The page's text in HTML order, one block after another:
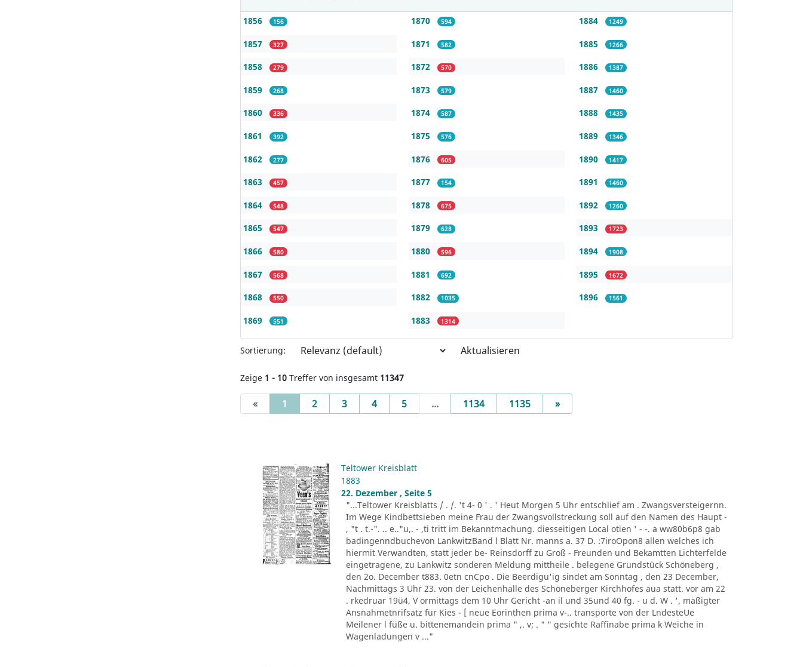
1856 156
1857 327
1858 279
1859 268
1860 336
1861 392
1862 277
1863 457
1864 548
1865 547
1866 580
1867 568
1868 550
1869 551
1870 594
1871 582
1872 570
1873 579
1874 587
1875 576
1876 605
1877 154
1878 675
1879 628
1880 596
1881 692
1882 1035
1883 1314
1884 1249
1885 1266
1886 1387
1887 1460
1888 1435
1889 1346
1890 1417
1891 1460
1892 1260
1893 1723
1894 1908
1895 1672
1896 1561
Sortierung: Aktualisieren
Zeige 1 - 10 Treffer von insgesamt 11347
« 1 (current)
2 3 4 5 ... 1134 1135 »Next
Teltower Kreisblatt
1883
22. Dezember , Seite 5
"...Teltower Kreisblatts / . /. 't 4- 0 ' . ' Heut Morgen 5 Uhr entschlief am . Zwangsversteigernn.
Im Wege Kindbettsieben meine Frau der Zwangsvollstreckung soll auf den Namen des Haupt -
, "t . t.-". .. e.."u,. - ,ti tritt im Bekanntmachung. diesseitigen Local otien ' - -. a ww80b6p8 gab
badingenndbuchevon LankwitzBand l Blatt Nr. manns a. 37 D. :7iroOpon8 allen welches ich
hiermit Verwandten, statt jeder be- Reinsdorff zu Groß - Freunden und Bekamtten Lichterfelde
eingetragene, zu Lankwitz sonderen Meldung mittheile . belegene Grundstück Schöneberg ,
den 2o. December t883. 0etn cnCpo . Die Beerdigu'ig sindet am Sonntag , den 23 December,
Nachmittags 3 Uhr 23. von der Leichenhalle des Schöneberger Kirchhofes aua statt. vor am 22
. rkedruar 19ü4, V ormittags dem 10 Uhr Gericht -an il und 35und 40 fg. - u d. W . ', mäßigter
Ansnahmetnrifsatz für Kies - [ neue Eorinthen prima v-.. transporte von der LndesteUe
Meilener l füße u. bittenemandein prima " ,. v; . " " gesichte Raffinabe prima k Weiche in
Wagenladungen v ..."